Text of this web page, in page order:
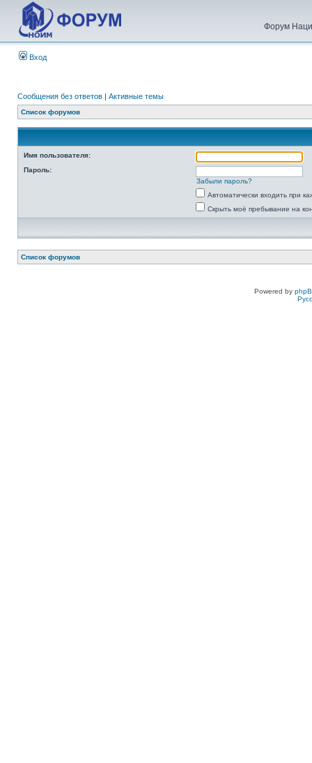
Форум
Вход
Сообщения без ответов | Активные темы
Список форумов
Имя пользователя:
Пароль:
Забыли пароль?
Автоматически входить при
Скрыть моё пребывание на
Список форумов
Powered by